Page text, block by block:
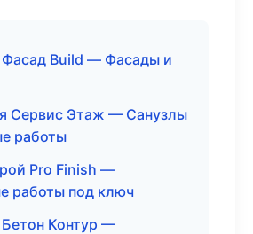
Build — Фасады и
Сервис Этаж — Санузлы
работы
Pro Finish —
работы под ключ
Контур —